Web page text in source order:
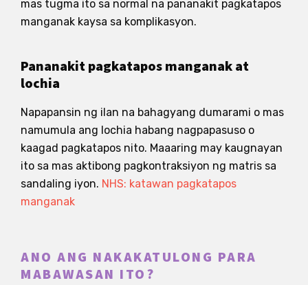
mas tugma ito sa normal na pananakit pagkatapos
manganak kaysa sa komplikasyon.
Pananakit pagkatapos manganak at
lochia
Napapansin ng ilan na bahagyang dumarami o mas
namumula ang lochia habang nagpapasuso o
kaagad pagkatapos nito. Maaaring may kaugnayan
ito sa mas aktibong pagkontraksiyon ng matris sa
sandaling iyon. NHS: katawan pagkatapos
manganak
ANO ANG NAKAKATULONG PARA
MABAWASAN ITO?